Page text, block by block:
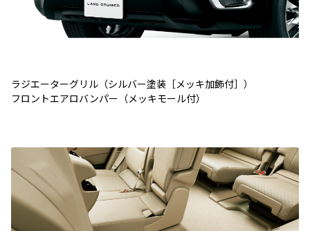
ラジエーターグリル（シルバー塗装［メッキ加飾付］）
フロントエアロバンパー（メッキモール付）